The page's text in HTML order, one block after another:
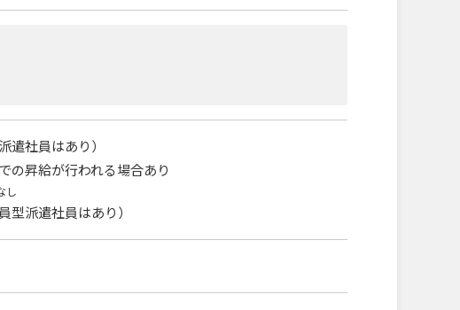
遣社員はあり）
の昇給が行われる場合あり
し
型派遣社員はあり）